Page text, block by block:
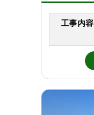
工事内容